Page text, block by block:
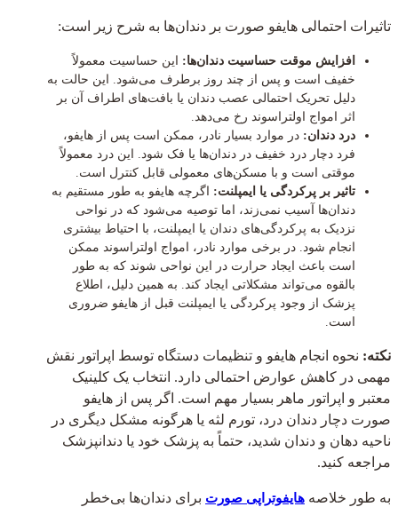
تاثیرات احتمالی هایفو صورت بر دندان‌ها به شرح زیر است:
افزایش موقت حساسیت دندان‌ها: این حساسیت معمولاً
خفیف است و پس از چند روز برطرف می‌شود. این حالت به
دلیل تحریک احتمالی عصب دندان یا بافت‌های اطراف آن بر
اثر امواج اولتراسوند رخ می‌دهد.
درد دندان: در موارد بسیار نادر، ممکن است پس از هایفو،
فرد دچار درد خفیف در دندان‌ها یا فک شود. این درد معمولاً
موقتی است و با مسکن‌های معمولی قابل کنترل است.
تاثیر بر پرکردگی یا ایمپلنت: اگرچه هایفو به طور مستقیم به
دندان‌ها آسیب نمی‌زند، اما توصیه می‌شود که در نواحی
نزدیک به پرکردگی‌های دندان یا ایمپلنت، با احتیاط بیشتری
انجام شود. در برخی موارد نادر، امواج اولتراسوند ممکن
است باعث ایجاد حرارت در این نواحی شوند که به طور
بالقوه می‌تواند مشکلاتی ایجاد کند. به همین دلیل، اطلاع
پزشک از وجود پرکردگی یا ایمپلنت قبل از هایفو ضروری
است.
نکته: نحوه انجام هایفو و تنظیمات دستگاه توسط اپراتور نقش
مهمی در کاهش عوارض احتمالی دارد. انتخاب یک کلینیک
معتبر و اپراتور ماهر بسیار مهم است. اگر پس از هایفو
صورت دچار دندان درد، تورم لثه یا هرگونه مشکل دیگری در
ناحیه دهان و دندان شدید، حتماً به پزشک خود یا دندانپزشک
مراجعه کنید.
به طور خلاصه هایفوتراپی صورت برای دندان‌ها بی‌خطر